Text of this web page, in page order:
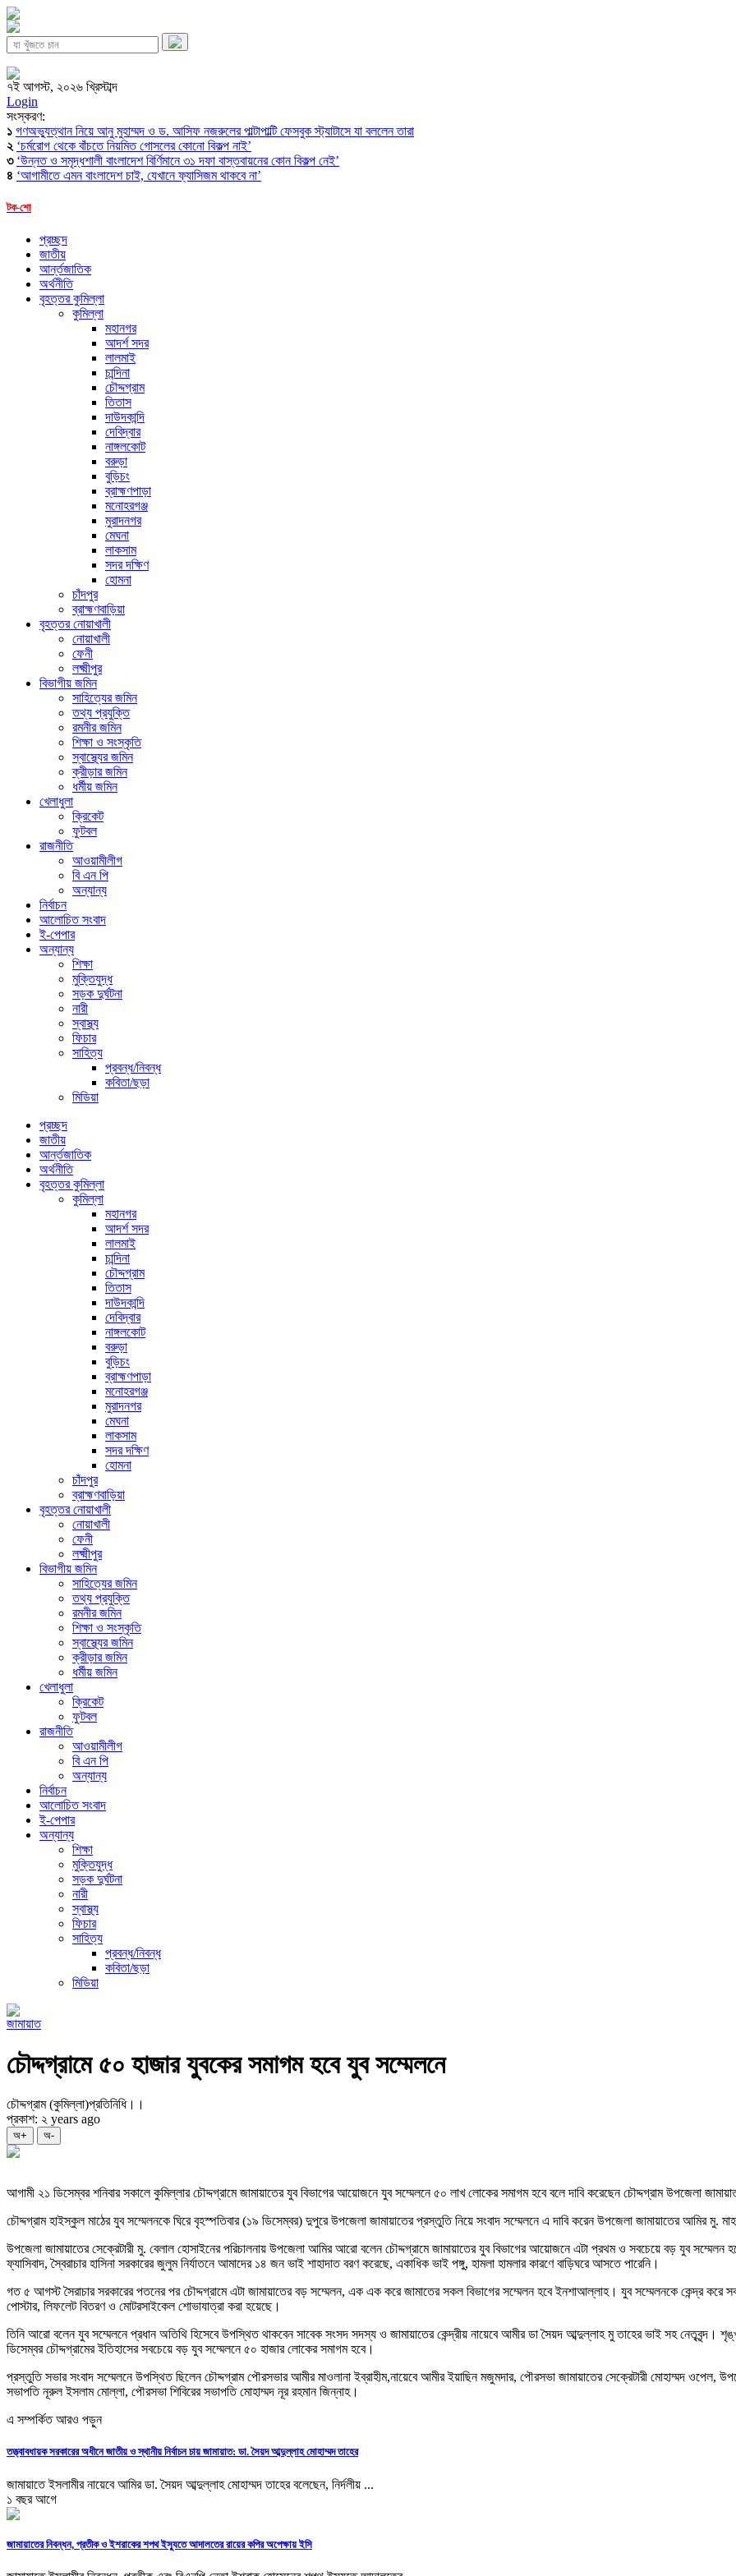
৭ই আগস্ট, ২০২৬ খ্রিস্টাব্দ
Login
সংস্করণ:
১ গণঅভ্যুত্থান নিয়ে আনু মুহাম্মদ ও ড. আসিফ নজরুলের পাল্টাপাল্টি ফেসবুক স্ট্যাটাসে যা বললেন তারা
২ ‘চর্মরোগ থেকে বাঁচতে নিয়মিত গোসলের কোনো বিকল্প নাই’
৩ ‘উন্নত ও সমৃদ্ধশালী বাংলাদেশ বির্ণিমানে ৩১ দফা বাস্তবায়নের কোন বিকল্প নেই’
৪ ‘আগামীতে এমন বাংলাদেশ চাই, যেখানে ফ্যাসিজম থাকবে না’
টক-শো
প্রচ্ছদ
জাতীয়
আর্ন্তজাতিক
অর্থনীতি
বৃহত্তর কুমিল্লা
কুমিল্লা
মহানগর
আদর্শ সদর
লালমাই
চান্দিনা
চৌদ্দগ্রাম
তিতাস
দাউদকান্দি
দেবিদ্বার
নাঙ্গলকোট
বরুড়া
বুড়িচং
ব্রাহ্মণপাড়া
মনোহরগঞ্জ
মুরাদনগর
মেঘনা
লাকসাম
সদর দক্ষিণ
হোমনা
চাঁদপুর
ব্রাহ্মণবাড়িয়া
বৃহত্তর নোয়াখালী
নোয়াখালী
ফেনী
লক্ষ্মীপুর
বিভাগীয় জমিন
সাহিত্যের জমিন
তথ্য প্রযুক্তি
রমনীর জমিন
শিক্ষা ও সংস্কৃতি
স্বাস্থ্যের জমিন
ক্রীড়ার জমিন
ধর্মীয় জমিন
খেলাধুলা
ক্রিকেট
ফুটবল
রাজনীতি
আওয়ামীলীগ
বি এন পি
অন্যান্য
নির্বাচন
আলোচিত সংবাদ
ই-পেপার
অন্যান্য
শিক্ষা
মুক্তিযুদ্ধ
সড়ক দুর্ঘটনা
নারী
স্বাস্থ্য
ফিচার
সাহিত্য
প্রবন্ধ/নিবন্ধ
কবিতা/ছড়া
মিডিয়া
প্রচ্ছদ
জাতীয়
আর্ন্তজাতিক
অর্থনীতি
বৃহত্তর কুমিল্লা
কুমিল্লা
মহানগর
আদর্শ সদর
লালমাই
চান্দিনা
চৌদ্দগ্রাম
তিতাস
দাউদকান্দি
দেবিদ্বার
নাঙ্গলকোট
বরুড়া
বুড়িচং
ব্রাহ্মণপাড়া
মনোহরগঞ্জ
মুরাদনগর
মেঘনা
লাকসাম
সদর দক্ষিণ
হোমনা
চাঁদপুর
ব্রাহ্মণবাড়িয়া
বৃহত্তর নোয়াখালী
নোয়াখালী
ফেনী
লক্ষ্মীপুর
বিভাগীয় জমিন
সাহিত্যের জমিন
তথ্য প্রযুক্তি
রমনীর জমিন
শিক্ষা ও সংস্কৃতি
স্বাস্থ্যের জমিন
ক্রীড়ার জমিন
ধর্মীয় জমিন
খেলাধুলা
ক্রিকেট
ফুটবল
রাজনীতি
আওয়ামীলীগ
বি এন পি
অন্যান্য
নির্বাচন
আলোচিত সংবাদ
ই-পেপার
অন্যান্য
শিক্ষা
মুক্তিযুদ্ধ
সড়ক দুর্ঘটনা
নারী
স্বাস্থ্য
ফিচার
সাহিত্য
প্রবন্ধ/নিবন্ধ
কবিতা/ছড়া
মিডিয়া
জামায়াত
চৌদ্দগ্রামে ৫০ হাজার যুবকের সমাগম হবে যুব সম্মেলনে
চৌদ্দগ্রাম (কুমিল্লা)প্রতিনিধি।।
প্রকাশ: ২ years ago
অ+ অ-
আগামী ২১ ডিসেম্বর শনিবার সকালে কুমিল্লার চৌদ্দগ্রামে জামায়াতের যুব বিভাগের আয়োজনে যুব সম্মেলনে ৫০ লাখ লোকের সমাগম হবে বলে দাবি করেছেন চৌদ্দগ্রাম উপজেলা
চৌদ্দগ্রাম হাইস্কুল মাঠের যুব সম্মেলনকে ঘিরে বৃহস্পতিবার (১৯ ডিসেম্বর) দুপুরে উপজেলা জামায়াতের প্রস্তুতি নিয়ে সংবাদ সম্মেলনে এ দাবি করেন উপজেলা জামায়াতের আমির মু.
উপজেলা জামায়াতের সেক্রেটারী মু. বেলাল হোসাইনের পরিচালনায় উপজেলা আমির আরো বলেন চৌদ্দগ্রামে জামায়াতের যুব বিভাগের আয়োজনে এটা প্রথম ও সবচেয়ে বড় যুব সম্মেলন
ফ্যাসিবাদ, স্বৈরাচার হাসিনা সরকারের জুলুম নির্যাতনে আমাদের ১৪ জন ভাই শাহাদাত বরণ করেছে, একাধিক ভাই পঙ্গু, হামলা হামলার কারণে বাড়িঘরে আসতে পারেনি।
গত ৫ আগস্ট সৈরাচার সরকারের পতনের পর চৌদ্দগ্রামে এটা জামায়াতের বড় সম্মেলন, এক এক করে জামাতের সকল বিভাগের সম্মেলন হবে ইনশাআল্লাহ। যুব সম্মেলনকে কেন্দ্র
পোস্টার, লিফলেট বিতরণ ও মোটরসাইকেল শোভাযাত্রা করা হয়েছে।
তিনি আরো বলেন যুব সম্মেলনে প্রধান অতিথি হিসেবে উপস্থিত থাকবেন সাবেক সংসদ সদস্য ও জামায়াতের কেন্দ্রীয় নায়েবে আমীর ডা সৈয়দ আব্দুল্লাহ মু তাহের ভাই সহ নেতৃবৃন্দ।
ডিসেম্বর চৌদ্দগ্রামের ইতিহাসের সবচেয়ে বড় যুব সম্মেলনে ৫০ হাজার লোকের সমাগম হবে।
প্রস্তুতি সভার সংবাদ সম্মেলনে উপস্থিত ছিলেন চৌদ্দগ্রাম পৌরসভার আমীর মাওলানা ইব্রাহীম,নায়েবে আমীর ইয়াছিন মজুমদার, পৌরসভা জামায়াতের সেক্রেটারী মোহাম্মদ ওপেল,
সভাপতি নূরুল ইসলাম মোল্লা, পৌরসভা শিবিরের সভাপতি মোহাম্মদ নূর রহমান জিন্নাহ।
এ সম্পর্কিত আরও পড়ুন
তত্ত্বাবধায়ক সরকারের অধীনে জাতীয় ও স্থানীয় নির্বাচন চায় জামায়াত: ডা. সৈয়দ আব্দুল্লাহ মোহাম্মদ তাহের
জামায়াতে ইসলামীর নায়েবে আমির ডা. সৈয়দ আব্দুল্লাহ মোহাম্মদ তাহের বলেছেন, নির্দলীয় ...
১ বছর আগে
জামায়াতের নিবন্ধন, প্রতীক ও ইশরাকের শপথ ইস্যুতে আদালতের রায়ের কপির অপেক্ষায় ইসি